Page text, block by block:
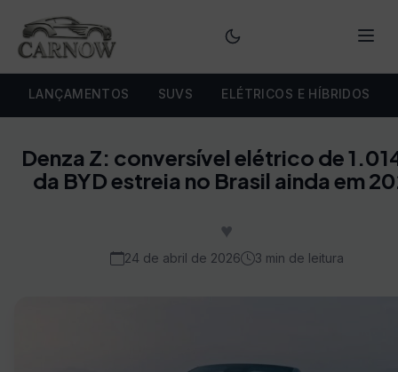
LANÇAMENTOS SUVS ELÉTRICOS E HÍBRIDOS
Denza Z: conversível elétrico de
da BYD estreia no Brasil ainda em
♥
24 de abril de 2026 3 min de leitura